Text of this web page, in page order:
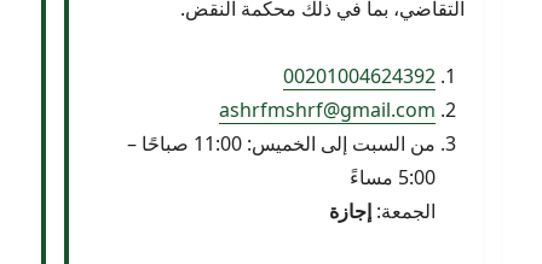
التقاضي، بما في ذلك محكمة النقض.
00201004624392
ashrfmshrf@gmail.com
من السبت إلى الخميس: 11:00 صباحًا –
5:00 مساءً
الجمعة:إجازة